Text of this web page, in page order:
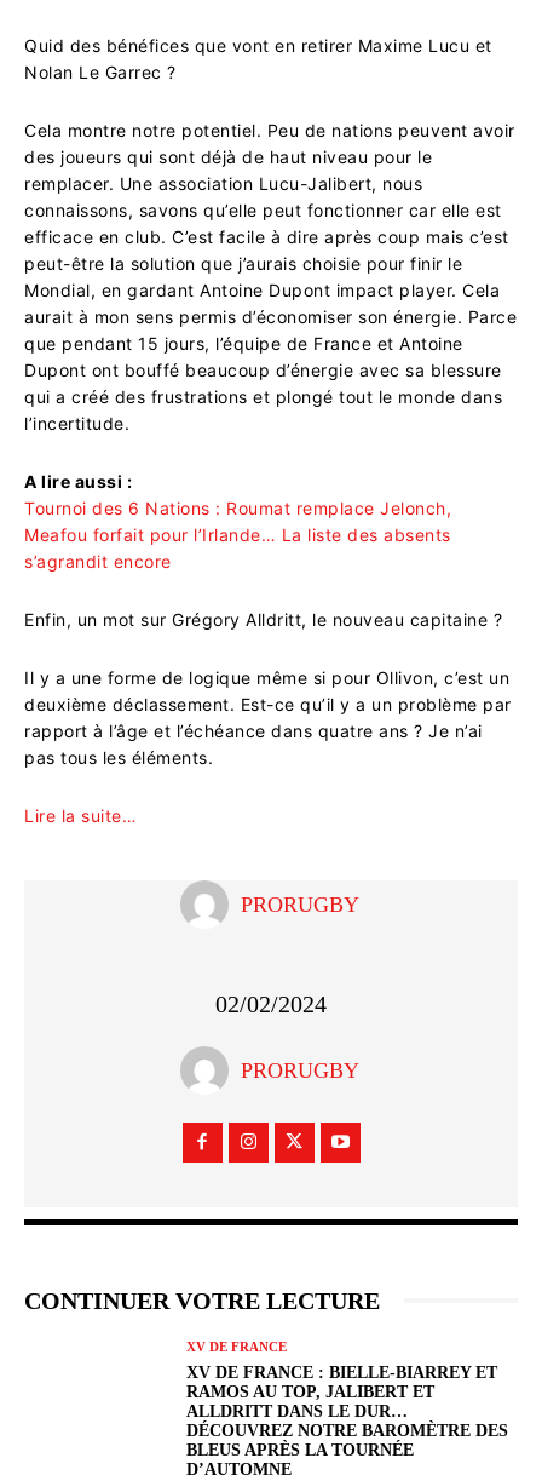
Quid des bénéfices que vont en retirer Maxime Lucu et
Nolan Le Garrec ?
Cela montre notre potentiel. Peu de nations peuvent avoir
des joueurs qui sont déjà de haut niveau pour le
remplacer. Une association Lucu-Jalibert, nous
connaissons, savons qu’elle peut fonctionner car elle est
efficace en club. C’est facile à dire après coup mais c’est
peut-être la solution que j’aurais choisie pour finir le
Mondial, en gardant Antoine Dupont impact player. Cela
aurait à mon sens permis d’économiser son énergie. Parce
que pendant 15 jours, l’équipe de France et Antoine
Dupont ont bouffé beaucoup d’énergie avec sa blessure
qui a créé des frustrations et plongé tout le monde dans
l’incertitude.
A lire aussi :
Tournoi des 6 Nations : Roumat remplace Jelonch,
Meafou forfait pour l’Irlande… La liste des absents
s’agrandit encore
Enfin, un mot sur Grégory Alldritt, le nouveau capitaine ?
Il y a une forme de logique même si pour Ollivon, c’est un
deuxième déclassement. Est-ce qu’il y a un problème par
rapport à l’âge et l’échéance dans quatre ans ? Je n’ai
pas tous les éléments.
Lire la suite…
PRORUGBY
02/02/2024
PRORUGBY
CONTINUER VOTRE LECTURE
XV DE FRANCE
XV DE FRANCE : BIELLE-BIARREY ET
RAMOS AU TOP, JALIBERT ET
ALLDRITT DANS LE DUR…
DÉCOUVREZ NOTRE BAROMÈTRE DES
BLEUS APRÈS LA TOURNÉE
D’AUTOMNE